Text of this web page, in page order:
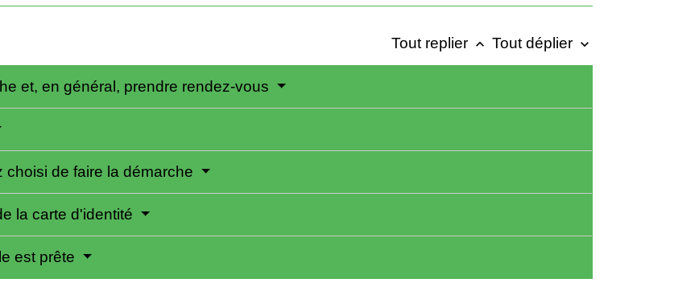
Tout replier keyboard_arrow_up Tout déplier keyboard_arrow_down
et, en général, prendre rendez-vous
de faire la démarche
la carte d'identité
est prête